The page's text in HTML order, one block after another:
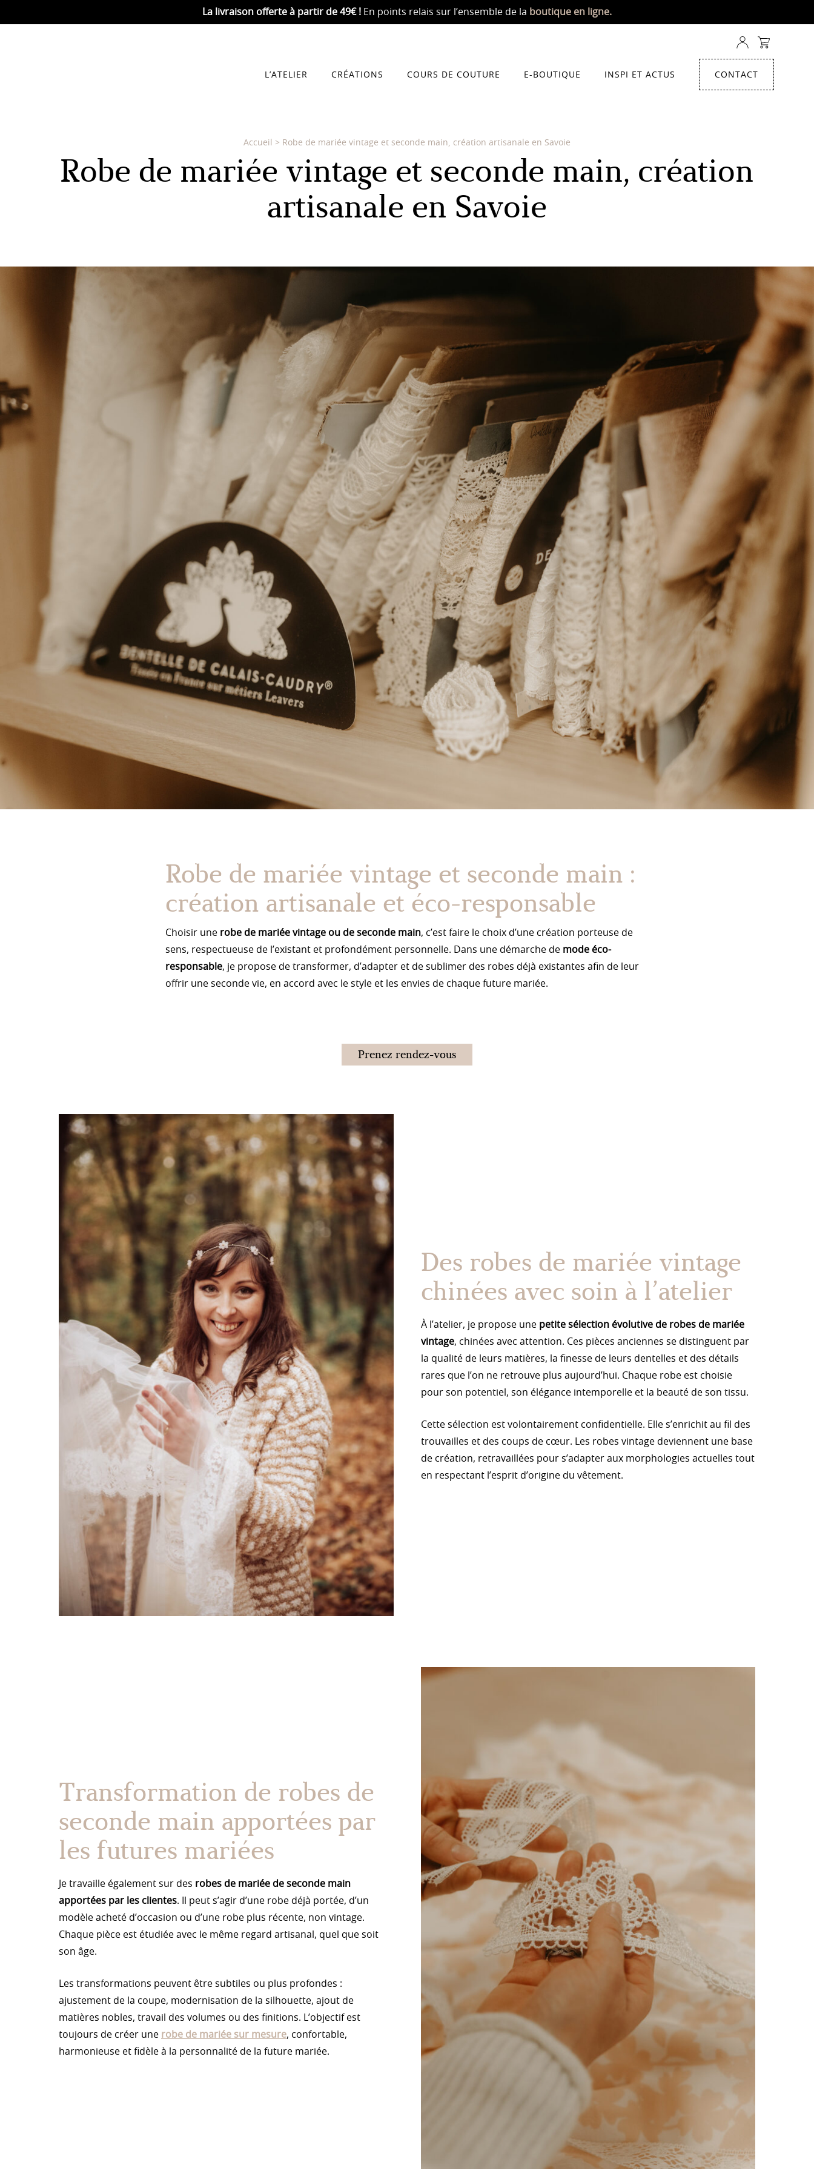
La livraison offerte à partir de 49€ ! En points relais sur l’ensemble de la boutique en ligne.
L’ATELIER CRÉATIONS COURS DE COUTURE E-BOUTIQUE INSPI ET ACTUS CONTACT
Accueil > Robe de mariée vintage et seconde main, création artisanale en Savoie
Robe de mariée vintage et seconde main, création
artisanale en Savoie
Robe de mariée vintage et seconde main :
création artisanale et éco-responsable
Choisir une robe de mariée vintage ou de seconde main, c’est faire le choix d’une création porteuse de
sens, respectueuse de l’existant et profondément personnelle. Dans une démarche de mode éco-
responsable, je propose de transformer, d’adapter et de sublimer des robes déjà existantes afin de leur
offrir une seconde vie, en accord avec le style et les envies de chaque future mariée.
Prenez rendez-vous
Des robes de mariée vintage
chinées avec soin à l’atelier
À l’atelier, je propose une petite sélection évolutive de robes de mariée
vintage, chinées avec attention. Ces pièces anciennes se distinguent par
la qualité de leurs matières, la finesse de leurs dentelles et des détails
rares que l’on ne retrouve plus aujourd’hui. Chaque robe est choisie
pour son potentiel, son élégance intemporelle et la beauté de son tissu.
Cette sélection est volontairement confidentielle. Elle s’enrichit au fil des
trouvailles et des coups de cœur. Les robes vintage deviennent une base
de création, retravaillées pour s’adapter aux morphologies actuelles tout
en respectant l’esprit d’origine du vêtement.
Transformation de robes de
seconde main apportées par
les futures mariées
Je travaille également sur des robes de mariée de seconde main
apportées par les clientes. Il peut s’agir d’une robe déjà portée, d’un
modèle acheté d’occasion ou d’une robe plus récente, non vintage.
Chaque pièce est étudiée avec le même regard artisanal, quel que soit
son âge.
Les transformations peuvent être subtiles ou plus profondes :
ajustement de la coupe, modernisation de la silhouette, ajout de
matières nobles, travail des volumes ou des finitions. L’objectif est
toujours de créer une robe de mariée sur mesure, confortable,
harmonieuse et fidèle à la personnalité de la future mariée.